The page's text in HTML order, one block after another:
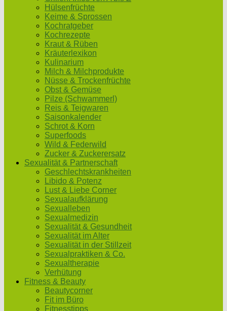
Hülsenfrüchte
Keime & Sprossen
Kochratgeber
Kochrezepte
Kraut & Rüben
Kräuterlexikon
Kulinarium
Milch & Milchprodukte
Nüsse & Trockenfrüchte
Obst & Gemüse
Pilze (Schwammerl)
Reis & Teigwaren
Saisonkalender
Schrot & Korn
Superfoods
Wild & Federwild
Zucker & Zuckerersatz
Sexualität & Partnerschaft
Geschlechtskrankheiten
Libido & Potenz
Lust & Liebe Corner
Sexualaufklärung
Sexualleben
Sexualmedizin
Sexualität & Gesundheit
Sexualität im Alter
Sexualität in der Stillzeit
Sexualpraktiken & Co.
Sexualtherapie
Verhütung
Fitness & Beauty
Beautycorner
Fit im Büro
Fitnesstipps